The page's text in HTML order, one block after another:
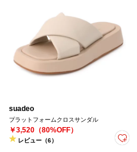
suadeo
プラットフォームクロスサンダル
￥3,520（80%OFF）
レビュー（6）